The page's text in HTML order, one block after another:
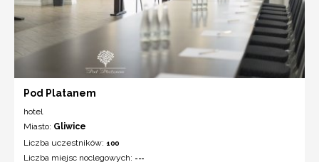
Pod Platanem
hotel
Miasto: Gliwice
Liczba uczestników: 100
Liczba miejsc noclegowych: ---